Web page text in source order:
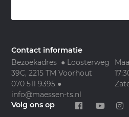
Contact informatie
Bezoekadres ● Loosterweg
39C, 2215 TM Voorhout
070 511 9395 ●
info@maessen-ts.nl
Volg ons op